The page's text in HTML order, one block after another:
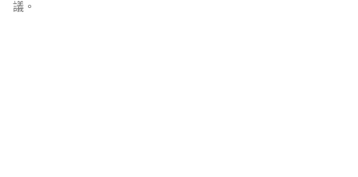
議。